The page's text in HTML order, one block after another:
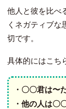
他人と彼を比べ
くネガティブな
切です。
具体的にはこち
・〇〇君は〜
・他の人は〇